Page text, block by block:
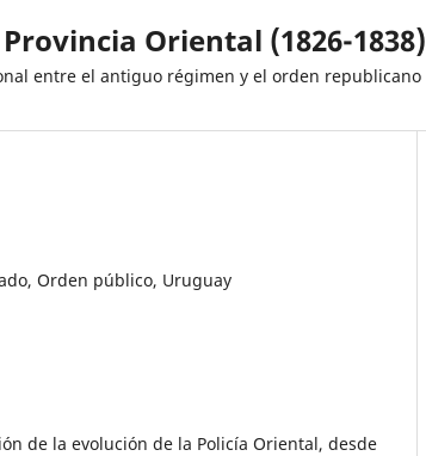
Oriental (1826-1838)
entre el antiguo régimen y el orden republicano
Orden público, Uruguay
de la evolución de la Policía Oriental, desde